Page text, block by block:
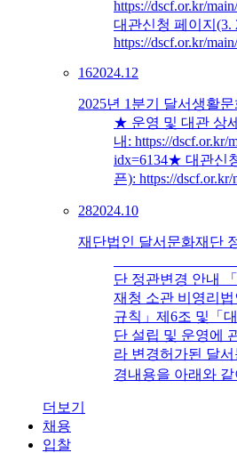
https://dscf.or.kr/
대관신청 페이지(3.
https://dscf.or.kr/
162024.12
2025년 1분기 달서생활
★ 운영 및 대관 상
내: https://dscf.or.kr/
idx=6134★ 대관신
픈): https://
282024.10
재단법인 달서문화재단
재단법인
단 정관변경 안내
재청 소관 비영리
규칙」제6조 및「
단 설립 및 운영에
라 변경허가된 달
경내용을 아래와
더보기
채용
입찰